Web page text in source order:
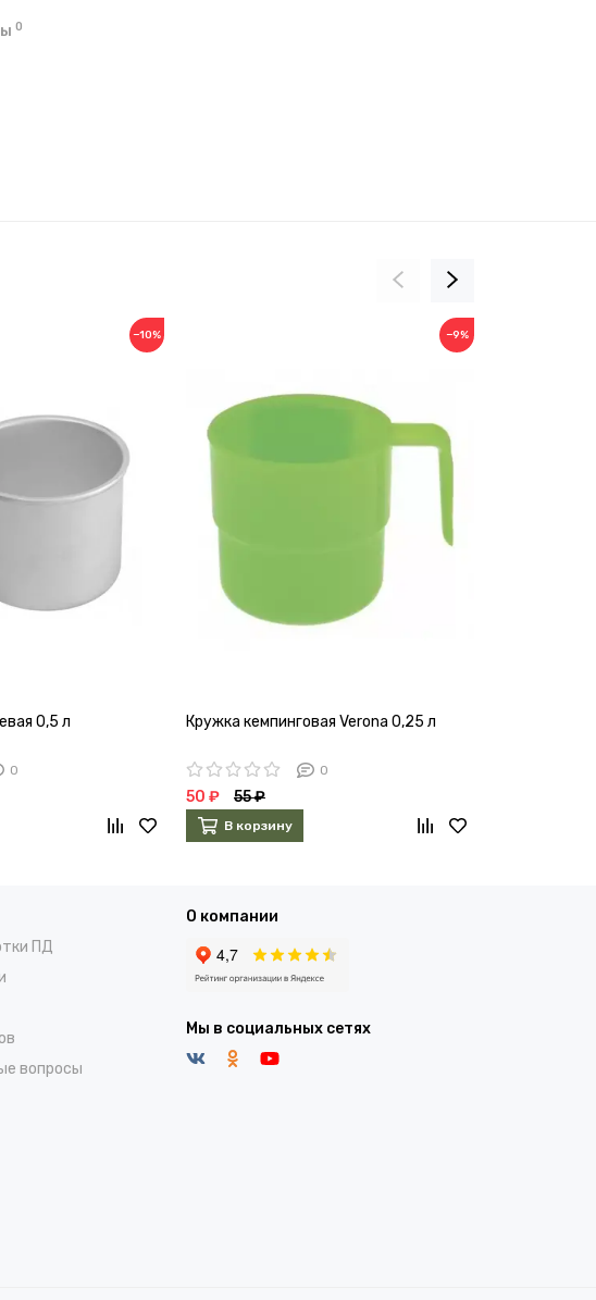
0
−10%
0,5 л
0
−9%
Кружка кемпинговая Verona 0,25 л
0
50 ₽ 55 ₽
В корзину
ПД
вопросы
О компании
Мы в социальных сетях